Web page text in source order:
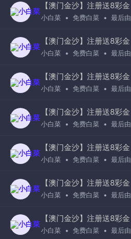
【澳门金沙】注册送8彩金
小白菜 • 免费白菜 • 最后由
【澳门金沙】注册送8彩金
小白菜 • 免费白菜 • 最后由
【澳门金沙】注册送8彩金
小白菜 • 免费白菜 • 最后由
【澳门金沙】注册送8彩金
小白菜 • 免费白菜 • 最后由
【澳门金沙】注册送8彩金
小白菜 • 免费白菜 • 最后由
【澳门金沙】注册送8彩金
小白菜 • 免费白菜 • 最后由
【澳门金沙】注册送8彩金
小白菜 • 免费白菜 • 最后由